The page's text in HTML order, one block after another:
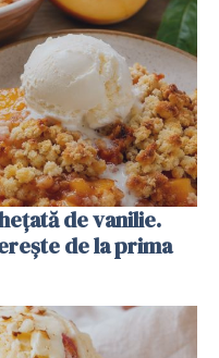
de vanilie.
de la prima